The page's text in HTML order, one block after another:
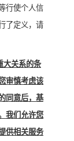
行使个人信
了定义，请
大关系的条
审慎考虑该
同意后，基
我们允许您
供相关服务